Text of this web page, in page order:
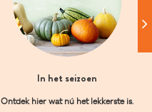
In het seizoen
Ontdek hier wat nú het lekkerste is.